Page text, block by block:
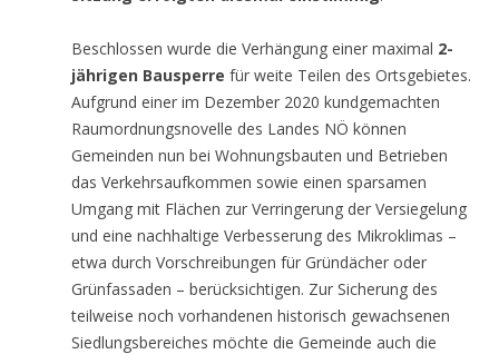
Beschlossen wurde die Verhängung einer maximal 2-
jährigen Bausperre für weite Teilen des Ortsgebietes.
Aufgrund einer im Dezember 2020 kundgemachten
Raumordnungsnovelle des Landes NÖ können
Gemeinden nun bei Wohnungsbauten und Betrieben
das Verkehrsaufkommen sowie einen sparsamen
Umgang mit Flächen zur Verringerung der Versiegelung
und eine nachhaltige Verbesserung des Mikroklimas –
etwa durch Vorschreibungen für Gründächer oder
Grünfassaden – berücksichtigen. Zur Sicherung des
teilweise noch vorhandenen historisch gewachsenen
Siedlungsbereiches möchte die Gemeinde auch die